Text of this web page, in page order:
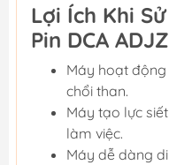
Lợi Ích Khi
Pin DCA
Máy hoạt
chổi than.
Máy tạo lực
làm việc.
Máy dễ dàng